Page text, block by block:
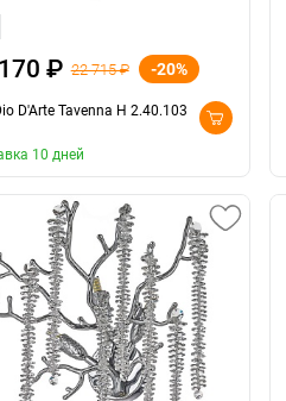
₽ 22 715 ₽ -20%
D'Arte Tavenna H 2.40.103
10 дней